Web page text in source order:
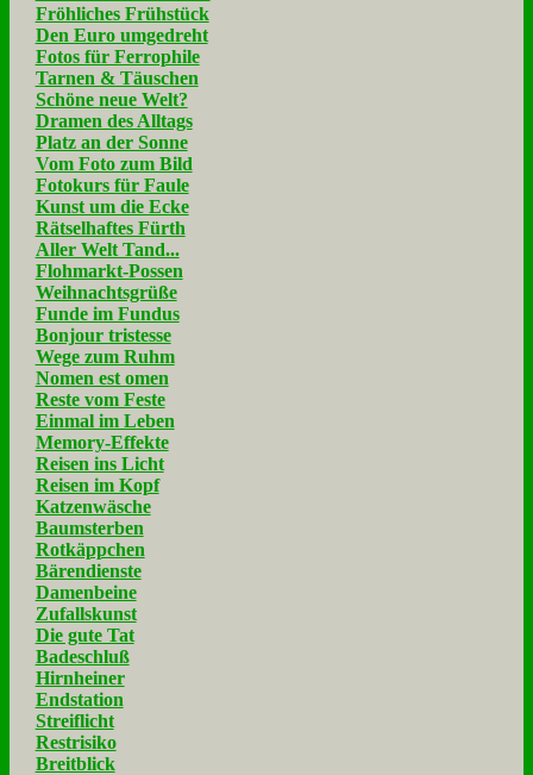
Fröhliches Frühstück
Den Euro umgedreht
Fotos für Ferrophile
Tarnen & Täuschen
Schöne neue Welt?
Dramen des Alltags
Platz an der Sonne
Vom Foto zum Bild
Fotokurs für Faule
Kunst um die Ecke
Rätselhaftes Fürth
Aller Welt Tand...
Flohmarkt-Possen
Weihnachtsgrüße
Funde im Fundus
Bonjour tristesse
Wege zum Ruhm
Nomen est omen
Reste vom Feste
Einmal im Leben
Memory-Effekte
Reisen ins Licht
Reisen im Kopf
Katzenwäsche
Baumsterben
Rotkäppchen
Bärendienste
Damenbeine
Zufallskunst
Die gute Tat
Badeschluß
Hirnheiner
Endstation
Streiflicht
Restrisiko
Breitblick